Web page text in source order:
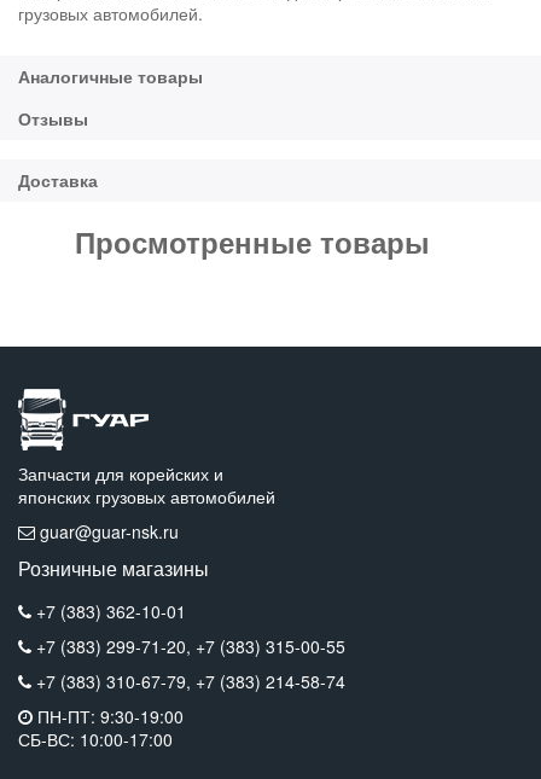
грузовых автомобилей.
Просмотренные товары
Запчасти для корейских и
японских грузовых автомобилей
guar@guar-nsk.ru
Розничные магазины
+7 (383) 362-10-01
+7 (383) 299-71-20, +7 (383) 315-00-55
+7 (383) 310-67-79, +7 (383) 214-58-74
ПН-ПТ: 9:30-19:00
СБ-ВС: 10:00-17:00